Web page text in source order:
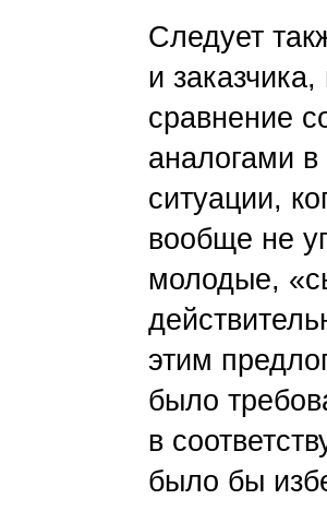
Следует
и
сравнение
аналогами
ситуации,
вообще не
молодые,
этим
было
в
было бы